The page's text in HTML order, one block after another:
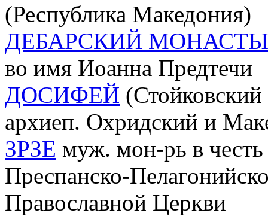
(Республика Македония)
ДЕБАРСКИЙ
во имя Иоанна Предтечи
ДОСИФЕЙ
архиеп. Охридский и
ЗРЗЕ муж. мон-рь в
Преспанско-
Православной Церкви